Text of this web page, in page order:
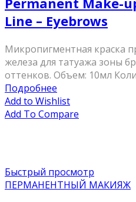
Line – Eyebrows
Микропигментная краска
железа для татуажа зоны
оттенков. Объем: 10мл
Подробнее
Add to Wishlist
Add To Compare
Быстрый просмотр
ПЕРМАНЕНТНЫЙ МАКИЯЖ